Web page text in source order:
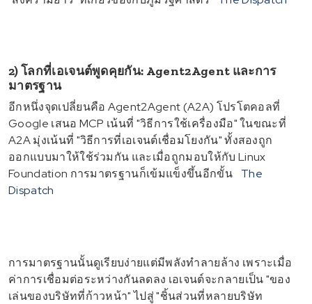
2) โลกที่เอเจนต์พูดคุยกัน: Agent2Agent และการ
มาตรฐาน
อีกหนึ่งจุดเปลี่ยนคือ Agent2Agent (A2A) โปรโตคอลที่
Google เสนอ MCP เน้นที่ "วิธีการใช้เครื่องมือ" ในขณะที่
A2A มุ่งเน้นที่ "วิธีการที่เอเจนต์เชื่อมโยงกัน" ทั้งสองถูก
ออกแบบมาให้ใช้ร่วมกัน และเมื่อถูกมอบให้กับ Linux
Foundation การมาตรฐานก็เข้มแข็งขึ้นอีกขั้น
The
Dispatch
การมาตรฐานนั้นดูเรียบง่ายแต่มีพลังทำลายล้าง เพราะเมื่อ
ค่าการเชื่อมต่อระหว่างกันลดลง เอเจนต์จะกลายเป็น "ของ
เล่นของบริษัทที่ก้าวหน้า" ไปสู่ "ชิ้นส่วนที่หลายบริษัท